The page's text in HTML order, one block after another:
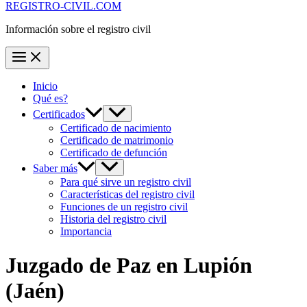
REGISTRO-CIVIL.COM
Información sobre el registro civil
Inicio
Qué es?
Certificados
Certificado de nacimiento
Certificado de matrimonio
Certificado de defunción
Saber más
Para qué sirve un registro civil
Características del registro civil
Funciones de un registro civil
Historia del registro civil
Importancia
Juzgado de Paz en Lupión
(Jaén)